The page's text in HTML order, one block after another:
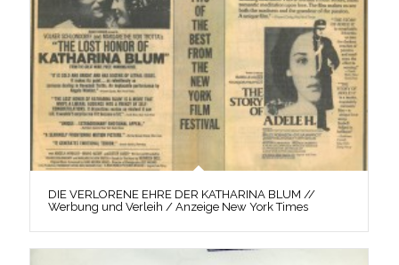
DIE VERLORENE EHRE DER KATHARINA BLUM //
Werbung und Verleih / Anzeige New York Times